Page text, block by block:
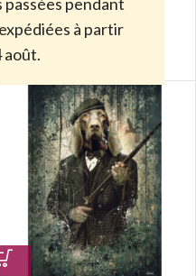
à partir
août.
Chat Crooner –
Binet